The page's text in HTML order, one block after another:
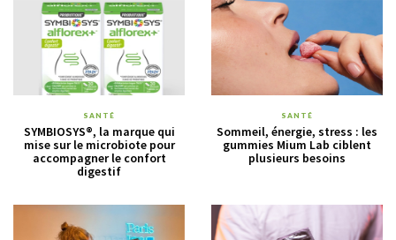
SANTÉ
SYMBIOSYS®, la marque qui
mise sur le microbiote pour
accompagner le confort
digestif
SANTÉ
Sommeil, énergie, stress : les
gummies Mium Lab ciblent
plusieurs besoins